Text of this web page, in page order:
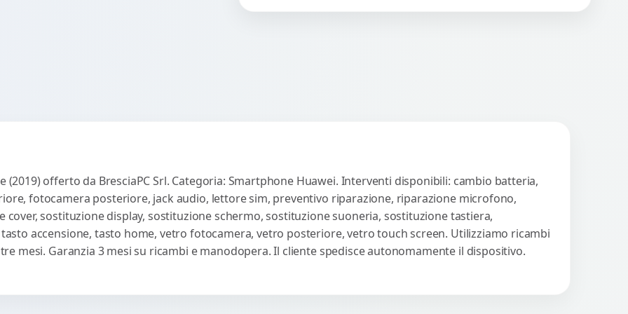
(2019) offerto da BresciaPC Srl. Categoria: Smartphone Huawei. Interventi disponibili: cambio batteria,
fotocamera posteriore, jack audio, lettore sim, preventivo riparazione, riparazione microfono,
sostituzione display, sostituzione schermo, sostituzione suoneria, sostituzione tastiera,
accensione, tasto home, vetro fotocamera, vetro posteriore, vetro touch screen. Utilizziamo ricambi
mesi. Garanzia 3 mesi su ricambi e manodopera. Il cliente spedisce autonomamente il dispositivo.